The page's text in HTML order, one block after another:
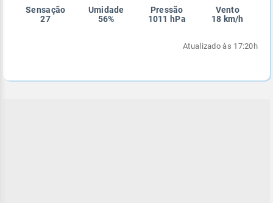
Sensação
27
Umidade
56%
Pressão
1011 hPa
Vento
18 km/h
Atualizado às 17:20h
Enviar
Enviar
Enviar
Enviar
Enviar